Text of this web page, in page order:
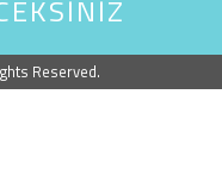
Reserved.